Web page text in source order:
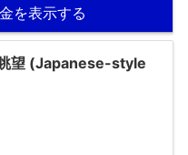
を表示する
望 (Japanese-style